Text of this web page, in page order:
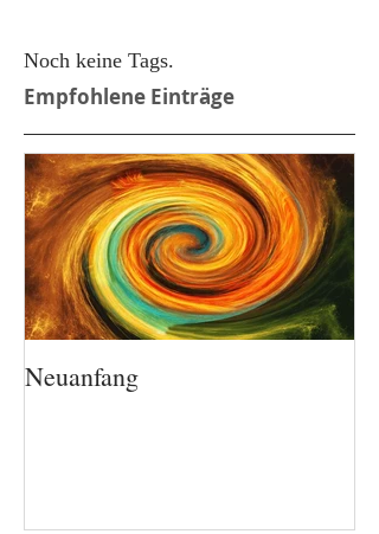
Noch keine Tags.
Empfohlene Einträge
Neuanfang